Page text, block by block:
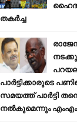
തകർച്ച
പാര്‍ട്ടിക്കാരുടെ
സമയത്ത് പാര്‍ട്ടി
നല്‍കുമെന്നും എംഎം